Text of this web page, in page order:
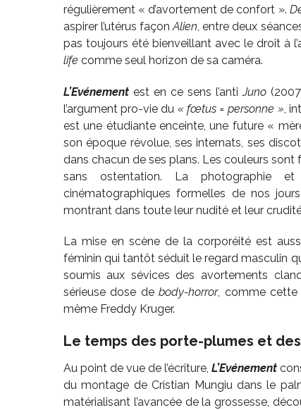
régulièrement « d’avortement de confort ».
aspirer l’utérus façonAlien , entre deux
pas toujours été bienveillant avec le droit à
life comme seul horizon de sa caméra.
L’Evénementest en ce sens l’antiJuno
l’argument pro-vie du « fœtus = personne » ,
est une étudiante enceinte, une future «
son époque révolue, ses internats, ses
dans chacun de ses plans. Les couleurs
sans ostentation. La photographie
cinématographiques formelles de nos
montrant dans toute leur nudité et leur
La mise en scène de la corporéité est
féminin qui tantôt séduit le regard masculin
soumis aux sévices des avortements
sérieuse dose debody-horror, comme cette
même Freddy Kruger.
Le temps des porte-plumes et
Au point de vue de l’écriture,L’Evénement
du montage de Cristian Mungiu dans le
matérialisant l’avancée de la grossesse,